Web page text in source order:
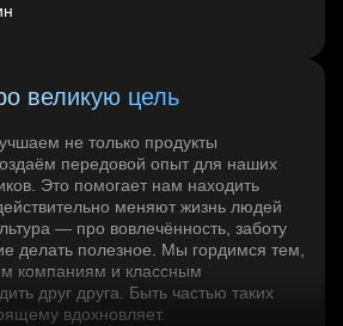
великую цель
не только продукты
передовой опыт для наших
Это помогает нам находить
меняют жизнь людей
— про вовлечённость, заботу
делать полезное. Мы гордимся тем,
компаниям и классным
друг друга. Быть частью таких
вдохновляет.